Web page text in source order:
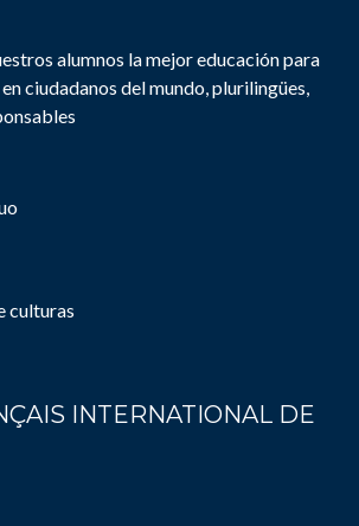
alumnos la mejor educación para
ciudadanos del mundo, plurilingües,
culturas
INTERNATIONAL DE